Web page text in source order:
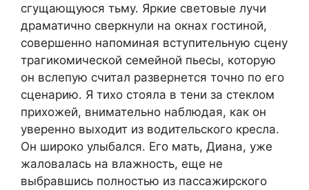
сгущающуюся тьму. Яркие световые лучи
драматично сверкнули на окнах гостиной,
совершенно напоминая вступительную сцену
трагикомической семейной пьесы, которую
он вслепую считал развернется точно по его
сценарию. Я тихо стояла в тени за стеклом
прихожей, внимательно наблюдая, как он
уверенно выходит из водительского кресла.
Он широко улыбался. Его мать, Диана, уже
жаловалась на влажность, еще не
выбравшись полностью из пассажирского